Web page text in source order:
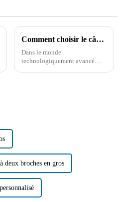
Comment choisir le câble USB : un guide complet
Dans le monde
technologiquement avancé
deux broches en gros